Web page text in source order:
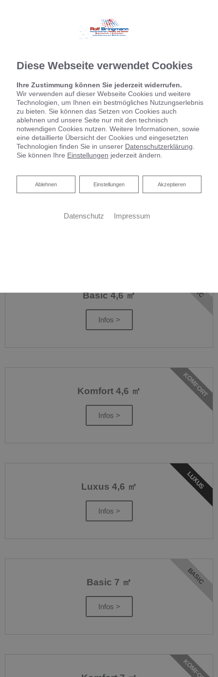
Basic 4,6 ㎡
Infos >
BASIC
Komfort 4,6 ㎡
Infos >
KOMFORT
Luxus 4,6 ㎡
Infos >
LUXUS
Basic 7 ㎡
Infos >
BASIC
Diese Webseite verwendet Cookies
Ihre Zustimmung können Sie jederzeit widerrufen.
Wir verwenden auf dieser Webseite Cookies und weitere
Technologien, um Ihnen ein bestmögliches Nutzungserlebnis
zu bieten. Sie können das Setzen von Cookies auch
ablehnen und unsere Seite nur mit den technisch
notwendigen Cookies nutzen. Weitere Informationen, sowie
eine detaillierte Übersicht der Cookies und eingesetzten
Technologien finden Sie in unserer Datenschutzerklärung
Sie können Ihre Einstellungen jederzeit ändern.
Akzeptieren
Einstellungen
Ablehnen
Ablehnen
Datenschutz Impressum